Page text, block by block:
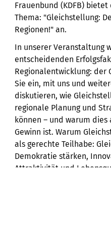
Frauenbund (KDFB) bietet
Thema: "Gleichstellung:
Regionen!" an.
In unserer Veranstaltung
entscheidenden
Regionalentwicklung: der
Sie ein, mit uns und
diskutieren, wie
regionale Planung und
können – und warum
Gewinn ist. Warum
als gerechte Teilhabe:
Demokratie stärken,
Attraktivität und
Lernen Sie praxisnahe
wie gelungene
Das Forum findet am